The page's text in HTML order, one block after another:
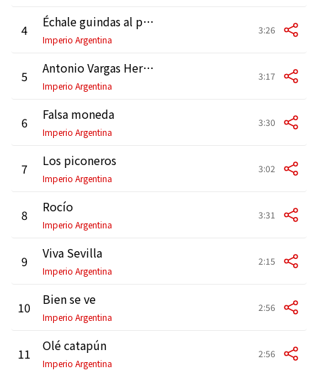
4 Échale guindas al pavo
Imperio Argentina
3:26
5 Antonio Vargas Heredia
Imperio Argentina
3:17
6 Falsa moneda
Imperio Argentina
3:30
7 Los piconeros
Imperio Argentina
3:02
8 Rocío
Imperio Argentina
3:31
9 Viva Sevilla
Imperio Argentina
2:15
10 Bien se ve
Imperio Argentina
2:56
11 Olé catapún
Imperio Argentina
2:56